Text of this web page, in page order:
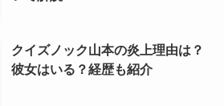
クイズノック山本の炎上理由は？
彼女はいる？経歴も紹介